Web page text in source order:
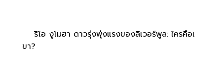
ริโอ งูโมฮา ดาวรุ่งพุ่งแรงของลิเวอร์พูล: ใครคือเ
ขา?